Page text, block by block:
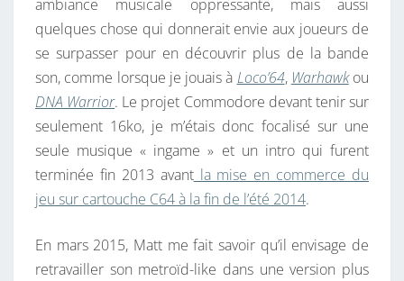
ambiance musicale oppressante, mais aussi
quelques chose qui donnerait envie aux joueurs de
se surpasser pour en découvrir plus de la bande
son, comme lorsque je jouais à Loco’64, Warhawkou
DNA Warrior. Le projet Commodore devant tenir sur
seulement 16ko, je m’étais donc focalisé sur une
seule musique « ingame » et un intro qui furent
terminée fin 2013 avantla mise en commerce du
jeu sur cartouche C64 à la fin de l’été 2014.
En mars 2015, Matt me fait savoir qu’il envisage de
retravailler son metroïd-like dans une version plus